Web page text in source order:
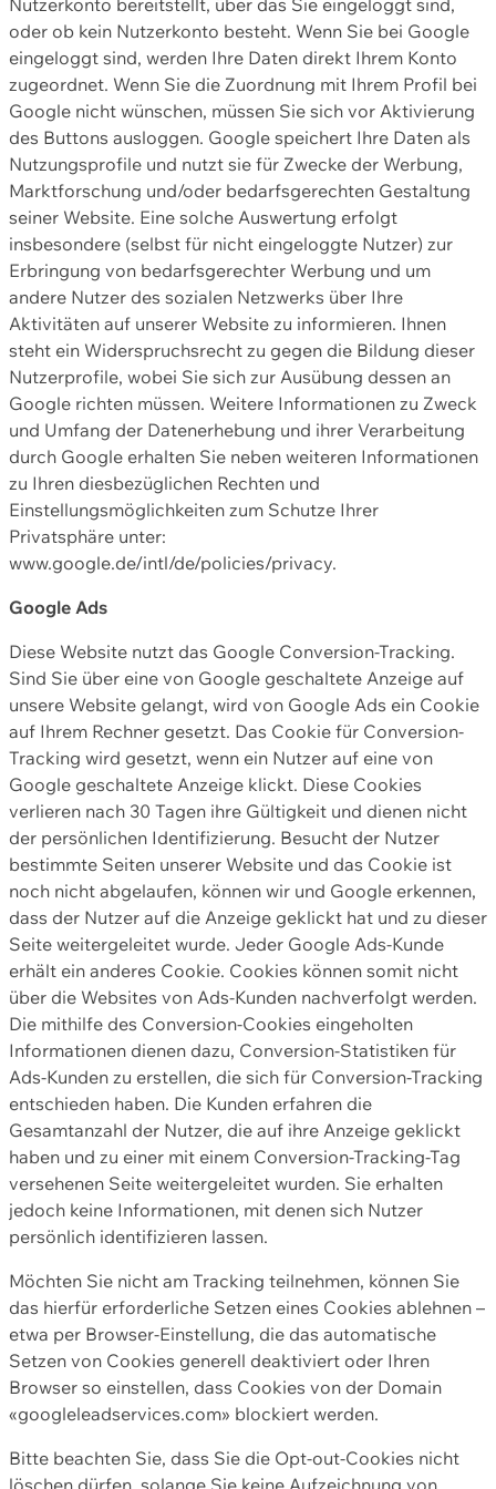
Nutzerkonto bereitstellt, über das Sie eingeloggt sind,
oder ob kein Nutzerkonto besteht. Wenn Sie bei Google
eingeloggt sind, werden Ihre Daten direkt Ihrem Konto
zugeordnet. Wenn Sie die Zuordnung mit Ihrem Profil bei
Google nicht wünschen, müssen Sie sich vor Aktivierung
des Buttons ausloggen. Google speichert Ihre Daten als
Nutzungsprofile und nutzt sie für Zwecke der Werbung,
Marktforschung und/oder bedarfsgerechten Gestaltung
seiner Website. Eine solche Auswertung erfolgt
insbesondere (selbst für nicht eingeloggte Nutzer) zur
Erbringung von bedarfsgerechter Werbung und um
andere Nutzer des sozialen Netzwerks über Ihre
Aktivitäten auf unserer Website zu informieren. Ihnen
steht ein Widerspruchsrecht zu gegen die Bildung dieser
Nutzerprofile, wobei Sie sich zur Ausübung dessen an
Google richten müssen. Weitere Informationen zu Zweck
und Umfang der Datenerhebung und ihrer Verarbeitung
durch Google erhalten Sie neben weiteren Informationen
zu Ihren diesbezüglichen Rechten und
Einstellungsmöglichkeiten zum Schutze Ihrer
Privatsphäre unter:
www.google.de/intl/de/policies/privacy.
Google Ads
Diese Website nutzt das Google Conversion-Tracking.
Sind Sie über eine von Google geschaltete Anzeige auf
unsere Website gelangt, wird von Google Ads ein Cookie
auf Ihrem Rechner gesetzt. Das Cookie für Conversion-
Tracking wird gesetzt, wenn ein Nutzer auf eine von
Google geschaltete Anzeige klickt. Diese Cookies
verlieren nach 30 Tagen ihre Gültigkeit und dienen nicht
der persönlichen Identifizierung. Besucht der Nutzer
bestimmte Seiten unserer Website und das Cookie ist
noch nicht abgelaufen, können wir und Google erkennen,
dass der Nutzer auf die Anzeige geklickt hat und zu dieser
Seite weitergeleitet wurde. Jeder Google Ads-Kunde
erhält ein anderes Cookie. Cookies können somit nicht
über die Websites von Ads-Kunden nachverfolgt werden.
Die mithilfe des Conversion-Cookies eingeholten
Informationen dienen dazu, Conversion-Statistiken für
Ads-Kunden zu erstellen, die sich für Conversion-Tracking
entschieden haben. Die Kunden erfahren die
Gesamtanzahl der Nutzer, die auf ihre Anzeige geklickt
haben und zu einer mit einem Conversion-Tracking-Tag
versehenen Seite weitergeleitet wurden. Sie erhalten
jedoch keine Informationen, mit denen sich Nutzer
persönlich identifizieren lassen.
Möchten Sie nicht am Tracking teilnehmen, können Sie
das hierfür erforderliche Setzen eines Cookies ablehnen –
etwa per Browser-Einstellung, die das automatische
Setzen von Cookies generell deaktiviert oder Ihren
Browser so einstellen, dass Cookies von der Domain
«googleleadservices.com» blockiert werden.
Bitte beachten Sie, dass Sie die Opt-out-Cookies nicht